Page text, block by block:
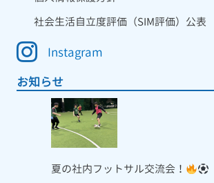
社会生活自立度評価（SIM評価）公表
Instagram
お知らせ
夏の社内フットサル交流会！